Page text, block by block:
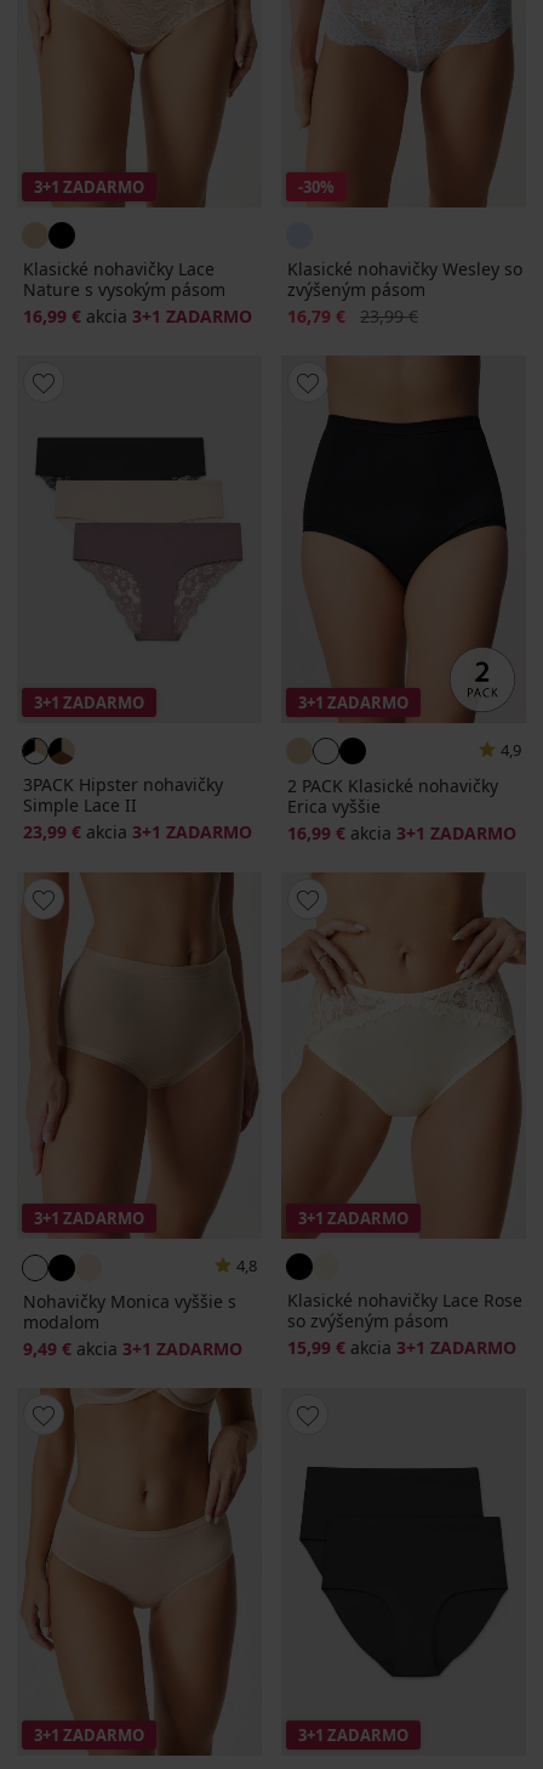
3+1 ZADARMO
Klasické nohavičky Lace
Nature s vysokým pásom
16,99 € akcia 3+1 ZADARMO
-30%
Klasické nohavičky Wesley so
zvýšeným pásom
Zľava
16,79 € Pôvodná cena
23,99 €
3+1 ZADARMO
3PACK Hipster nohavičky
Simple Lace II
23,99 € akcia 3+1 ZADARMO
3+1 ZADARMO
4,9
2 PACK Klasické nohavičky
Erica vyššie
16,99 € akcia 3+1 ZADARMO
3+1 ZADARMO
4,8
Nohavičky Monica vyššie s
modalom
9,49 € akcia 3+1 ZADARMO
3+1 ZADARMO
Klasické nohavičky Lace Rose
so zvýšeným pásom
15,99 € akcia 3+1 ZADARMO
3+1 ZADARMO 3+1 ZADARMO